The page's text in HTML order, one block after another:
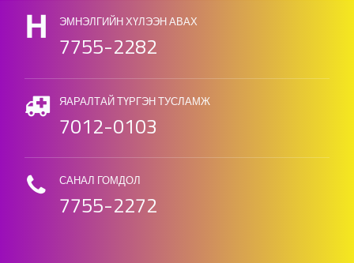
ЭМНЭЛГИЙН ХҮЛЭЭН АВАХ
7755-2282
ЯАРАЛТАЙ ТҮРГЭН ТУСЛАМЖ
7012-0103
САНАЛ ГОМДОЛ
7755-2272